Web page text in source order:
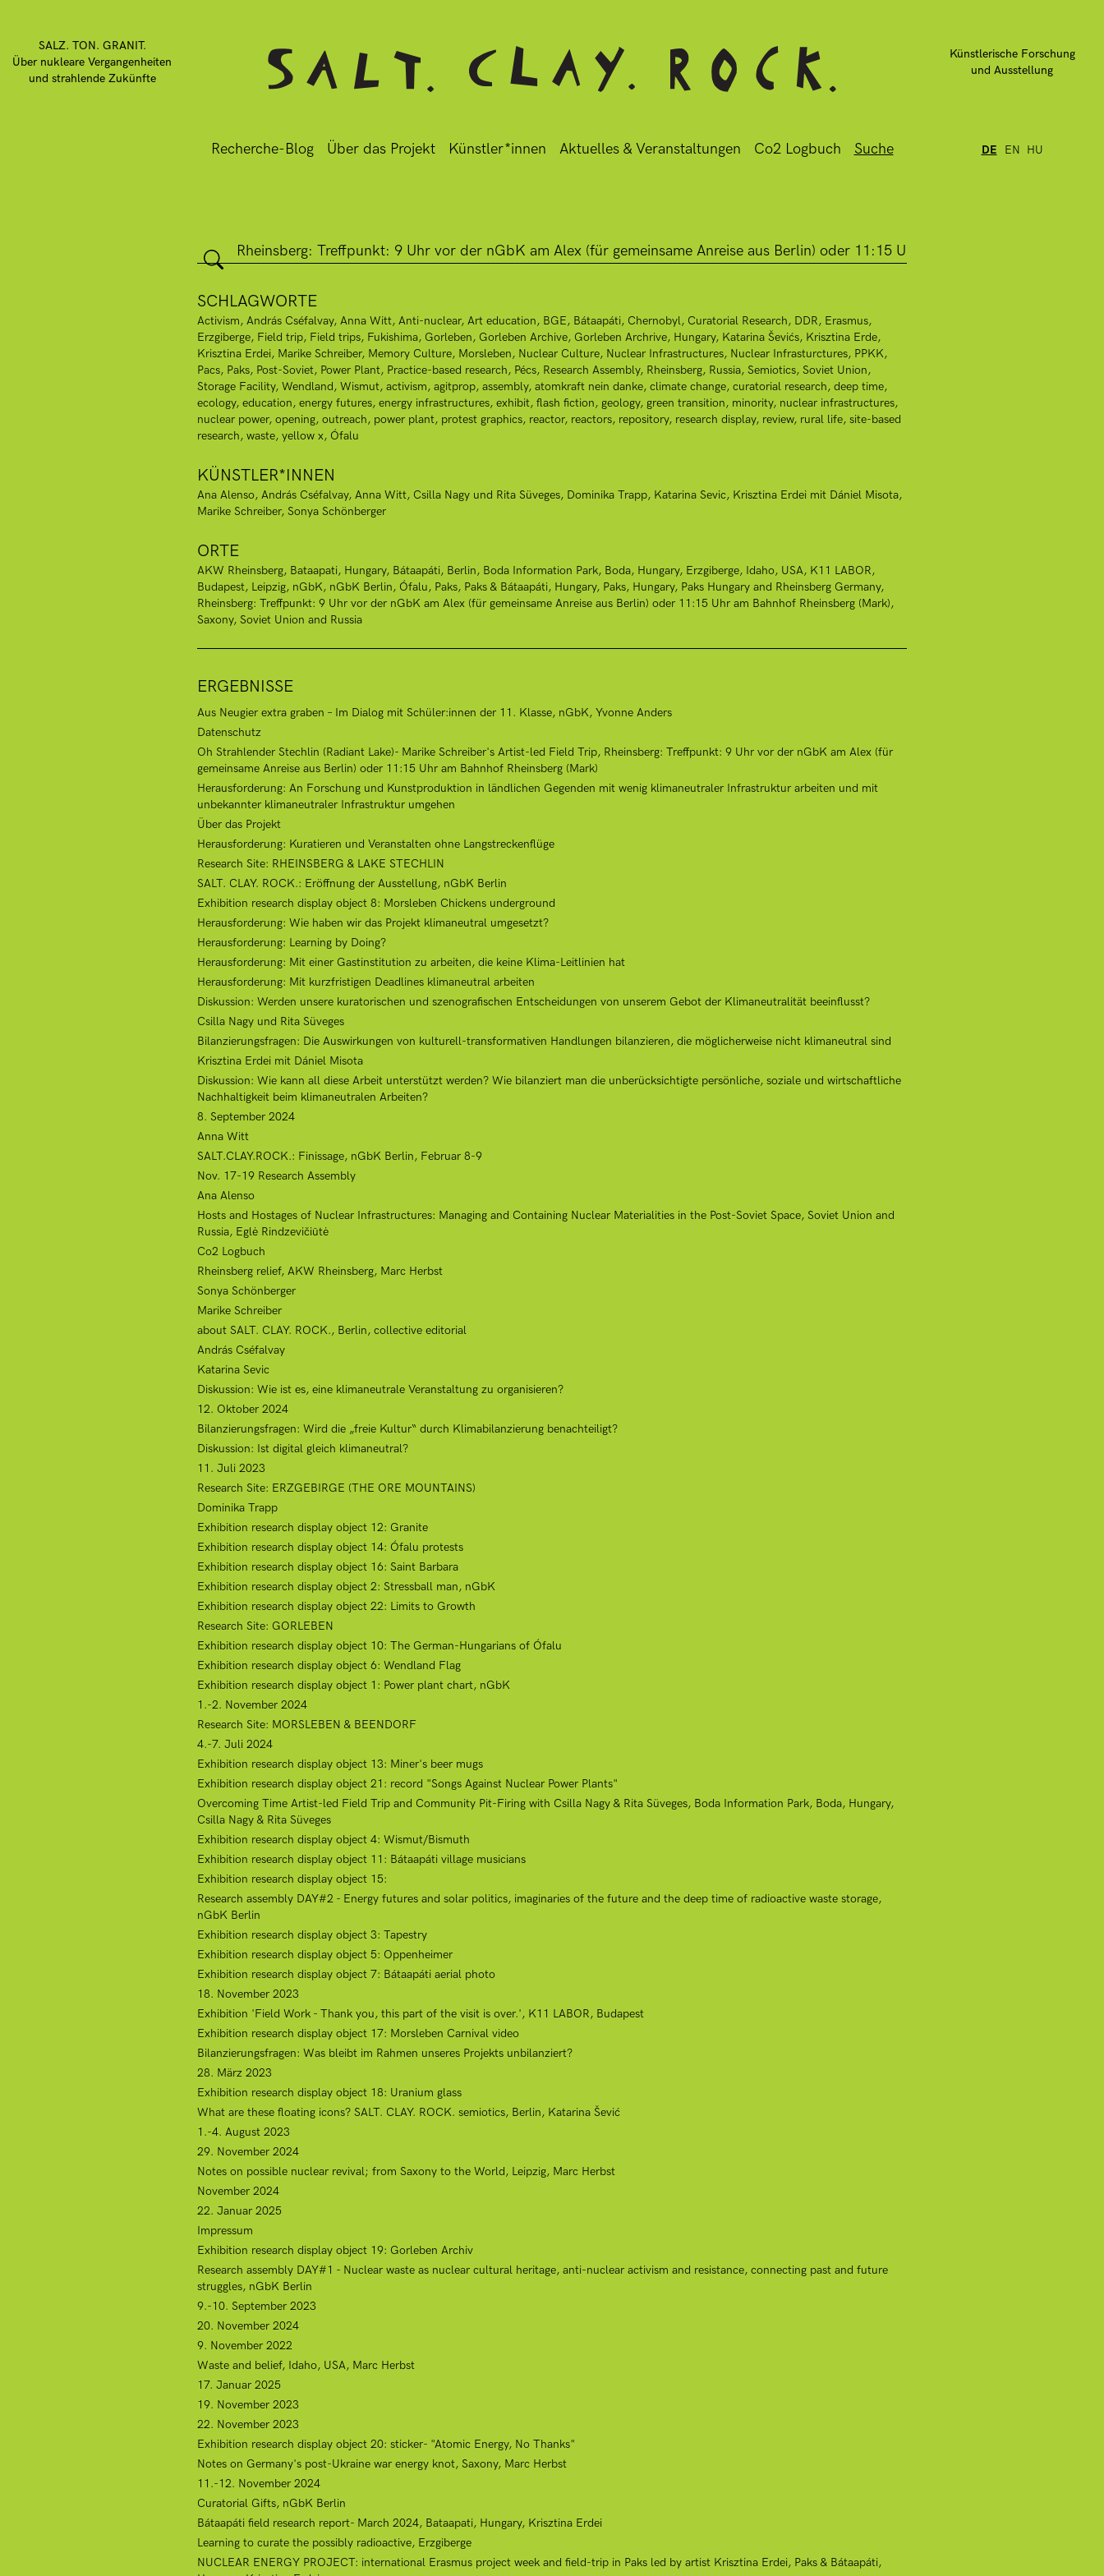
SALZ. TON. GRANIT.
Über nukleare Vergangenheiten
und strahlende Zukünfte
Künstlerische Forschung
und Ausstellung
Recherche-Blog Über das Projekt Künstler*innen Aktuelles & Veranstaltungen Co2 Logbuch Suche DE EN HU
SCHLAGWORTE
Activism András Cséfalvay Anna Witt Anti-nuclear Art education BGE Bátaapáti Chernobyl Curatorial Research DDR Erasmus
Erzgiberge Field trip Field trips Fukishima Gorleben Gorleben Archive Gorleben Archrive Hungary Katarina Ševićs Krisztina Erde
Krisztina Erdei Marike Schreiber Memory Culture Morsleben Nuclear Culture Nuclear Infrastructures Nuclear Infrasturctures PPKK
Pacs Paks Post-Soviet Power Plant Practice-based research Pécs Research Assembly Rheinsberg Russia Semiotics Soviet Union
Storage Facility Wendland Wismut activism agitprop assembly atomkraft nein danke climate change curatorial research deep time
ecology education energy futures energy infrastructures exhibit flash fiction geology green transition minority nuclear infrastructures
nuclear power opening outreach power plant protest graphics reactor reactors repository research display review rural life site-based
research waste yellow x Ófalu
KÜNSTLER*INNEN
Ana Alenso András Cséfalvay Anna Witt Csilla Nagy und Rita Süveges Dominika Trapp Katarina Sevic Krisztina Erdei mit Dániel Misota
Marike Schreiber Sonya Schönberger
ORTE
AKW Rheinsberg Bataapati, Hungary Bátaapáti Berlin Boda Information Park, Boda, Hungary Erzgiberge Idaho, USA K11 LABOR,
Budapest Leipzig nGbK nGbK Berlin Ófalu Paks Paks & Bátaapáti, Hungary Paks, Hungary Paks Hungary and Rheinsberg Germany
Rheinsberg: Treffpunkt: 9 Uhr vor der nGbK am Alex (für gemeinsame Anreise aus Berlin) oder 11:15 Uhr am Bahnhof Rheinsberg (Mark)
Saxony Soviet Union and Russia
ERGEBNISSE
Aus Neugier extra graben – Im Dialog mit Schüler:innen der 11. Klasse, nGbK, Yvonne Anders
Datenschutz
Oh Strahlender Stechlin (Radiant Lake)- Marike Schreiber's Artist-led Field Trip, Rheinsberg: Treffpunkt: 9 Uhr vor der nGbK am Alex (für
gemeinsame Anreise aus Berlin) oder 11:15 Uhr am Bahnhof Rheinsberg (Mark)
Herausforderung: An Forschung und Kunstproduktion in ländlichen Gegenden mit wenig klimaneutraler Infrastruktur arbeiten und mit
unbekannter klimaneutraler Infrastruktur umgehen
Über das Projekt
Herausforderung: Kuratieren und Veranstalten ohne Langstreckenflüge
Research Site: RHEINSBERG & LAKE STECHLIN
SALT. CLAY. ROCK.: Eröffnung der Ausstellung, nGbK Berlin
Exhibition research display object 8: Morsleben Chickens underground
Herausforderung: Wie haben wir das Projekt klimaneutral umgesetzt?
Herausforderung: Learning by Doing?
Herausforderung: Mit einer Gastinstitution zu arbeiten, die keine Klima-Leitlinien hat
Herausforderung: Mit kurzfristigen Deadlines klimaneutral arbeiten
Diskussion: Werden unsere kuratorischen und szenografischen Entscheidungen von unserem Gebot der Klimaneutralität beeinflusst?
Csilla Nagy und Rita Süveges
Bilanzierungsfragen: Die Auswirkungen von kulturell-transformativen Handlungen bilanzieren, die möglicherweise nicht klimaneutral sind
Krisztina Erdei mit Dániel Misota
Diskussion: Wie kann all diese Arbeit unterstützt werden? Wie bilanziert man die unberücksichtigte persönliche, soziale und wirtschaftliche
Nachhaltigkeit beim klimaneutralen Arbeiten?
8. September 2024
Anna Witt
SALT.CLAY.ROCK.: Finissage, nGbK Berlin, Februar 8-9
Nov. 17-19 Research Assembly
Ana Alenso
Hosts and Hostages of Nuclear Infrastructures: Managing and Containing Nuclear Materialities in the Post-Soviet Space, Soviet Union and
Russia, Eglė Rindzevičiūtė
Co2 Logbuch
Rheinsberg relief, AKW Rheinsberg, Marc Herbst
Sonya Schönberger
Marike Schreiber
about SALT. CLAY. ROCK., Berlin, collective editorial
András Cséfalvay
Katarina Sevic
Diskussion: Wie ist es, eine klimaneutrale Veranstaltung zu organisieren?
12. Oktober 2024
Bilanzierungsfragen: Wird die „freie Kultur“ durch Klimabilanzierung benachteiligt?
Diskussion: Ist digital gleich klimaneutral?
11. Juli 2023
Research Site: ERZGEBIRGE (THE ORE MOUNTAINS)
Dominika Trapp
Exhibition research display object 12: Granite
Exhibition research display object 14: Ófalu protests
Exhibition research display object 16: Saint Barbara
Exhibition research display object 2: Stressball man, nGbK
Exhibition research display object 22: Limits to Growth
Research Site: GORLEBEN
Exhibition research display object 10: The German-Hungarians of Ófalu
Exhibition research display object 6: Wendland Flag
Exhibition research display object 1: Power plant chart, nGbK
1.-2. November 2024
Research Site: MORSLEBEN & BEENDORF
4.-7. Juli 2024
Exhibition research display object 13: Miner's beer mugs
Exhibition research display object 21: record "Songs Against Nuclear Power Plants"
Overcoming Time Artist-led Field Trip and Community Pit-Firing with Csilla Nagy & Rita Süveges, Boda Information Park, Boda, Hungary,
Csilla Nagy & Rita Süveges
Exhibition research display object 4: Wismut/Bismuth
Exhibition research display object 11: Bátaapáti village musicians
Exhibition research display object 15:
Research assembly DAY#2 - Energy futures and solar politics, imaginaries of the future and the deep time of radioactive waste storage,
nGbK Berlin
Exhibition research display object 3: Tapestry
Exhibition research display object 5: Oppenheimer
Exhibition research display object 7: Bátaapáti aerial photo
18. November 2023
Exhibition 'Field Work - Thank you, this part of the visit is over.', K11 LABOR, Budapest
Exhibition research display object 17: Morsleben Carnival video
Bilanzierungsfragen: Was bleibt im Rahmen unseres Projekts unbilanziert?
28. März 2023
Exhibition research display object 18: Uranium glass
What are these floating icons? SALT. CLAY. ROCK. semiotics, Berlin, Katarina Šević
1.-4. August 2023
29. November 2024
Notes on possible nuclear revival; from Saxony to the World, Leipzig, Marc Herbst
November 2024
22. Januar 2025
Impressum
Exhibition research display object 19: Gorleben Archiv
Research assembly DAY#1 - Nuclear waste as nuclear cultural heritage, anti-nuclear activism and resistance, connecting past and future
struggles, nGbK Berlin
9.-10. September 2023
20. November 2024
9. November 2022
Waste and belief, Idaho, USA, Marc Herbst
17. Januar 2025
19. November 2023
22. November 2023
Exhibition research display object 20: sticker- "Atomic Energy, No Thanks"
Notes on Germany's post-Ukraine war energy knot, Saxony, Marc Herbst
11.-12. November 2024
Curatorial Gifts, nGbK Berlin
Bátaapáti field research report- March 2024, Bataapati, Hungary, Krisztina Erdei
Learning to curate the possibly radioactive, Erzgiberge
NUCLEAR ENERGY PROJECT: international Erasmus project week and field-trip in Paks led by artist Krisztina Erdei, Paks & Bátaapáti,